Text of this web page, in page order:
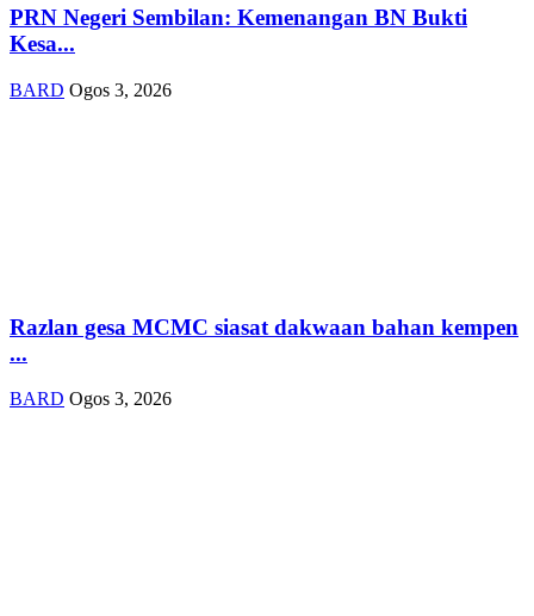
PRN Negeri Sembilan: Kemenangan BN Bukti
Kesa...
BARD Ogos 3, 2026
Razlan gesa MCMC siasat dakwaan bahan kempen
...
BARD Ogos 3, 2026